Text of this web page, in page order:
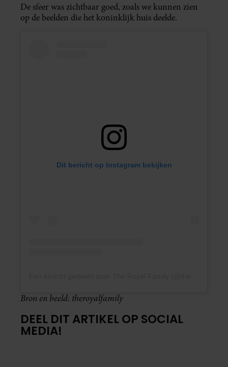
De sfeer was zichtbaar goed, zoals we kunnen zien
op de beelden die het koninklijk huis deelde.
Dit bericht op Instagram bekijken
Bron en beeld: theroyalfamily
DEEL DIT ARTIKEL OP SOCIAL
MEDIA!